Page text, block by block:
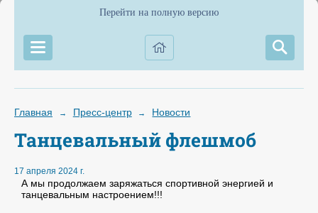
Перейти на полную версию
Главная → Пресс-центр → Новости
Танцевальный флешмоб
17 апреля 2024 г.
А мы продолжаем заряжаться спортивной энергией и
танцевальным настроением!!!